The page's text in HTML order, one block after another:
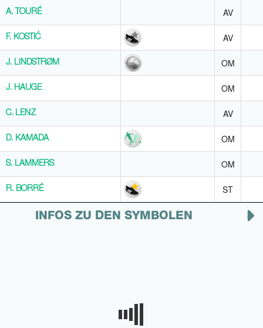
A. TOURÉ AV
F. KOSTIĆ AV
J. LINDSTRØM OM
J. HAUGE OM
C. LENZ AV
D. KAMADA OM
S. LAMMERS OM
R. BORRÉ ST
A. TOURÉ
F. KOSTIĆ
J. LINDSTRØM
J. HAUGE
C. LENZ
D. KAMADA
S. LAMMERS
R. BORRÉ
INFOS ZU DEN SYMBOLEN